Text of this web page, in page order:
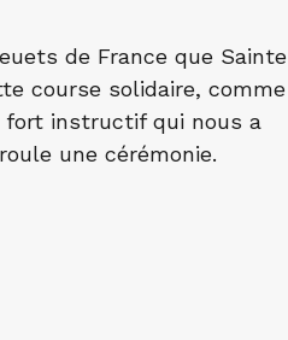
de France que Sainte
course solidaire, comme
fort instructif qui nous a
une cérémonie.